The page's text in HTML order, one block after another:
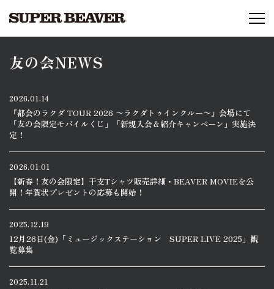
友の会NEWS
2026.01.14
『都会のラクダ TOUR 2026 〜ラクダトゥインクルー〜』会場にて
「友の会限定モバイルくじ」「新規入会＆紹介キャンペーン」実施決
定！
2026.01.01
【新春！友の会限定】干支Tシャツ販売詳細・BEAVER MOVIEを公
開！年賀状プレゼントの応募も開始！
2025.12.19
12月26日(金)「ミュージックステーション SUPER LIVE 2025」観
覧募集
2025.11.21